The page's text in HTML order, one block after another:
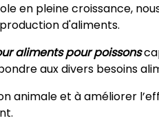
en pleine croissance,
d'aliments.
aliments pour poissons
aux divers besoins
animale et à améliorer